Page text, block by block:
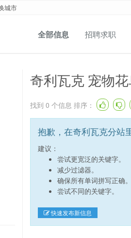
城市
全部信息 招聘求职
奇利瓦克 宠物
找到 0 个信息 排序：
抱歉，在奇利瓦克分站
建议：
尝试更宽泛的关键字。
减少过滤器。
确保所有单词拼写正确。
尝试不同的关键字。
快速发布新信息